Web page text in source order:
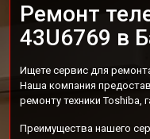
Ремонт
43U6769 в
Ищете сервис для
Наша компания
ремонту техники Toshiba,
Преимущества нашего